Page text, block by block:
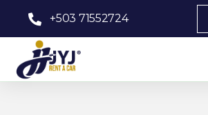
+503 71552724